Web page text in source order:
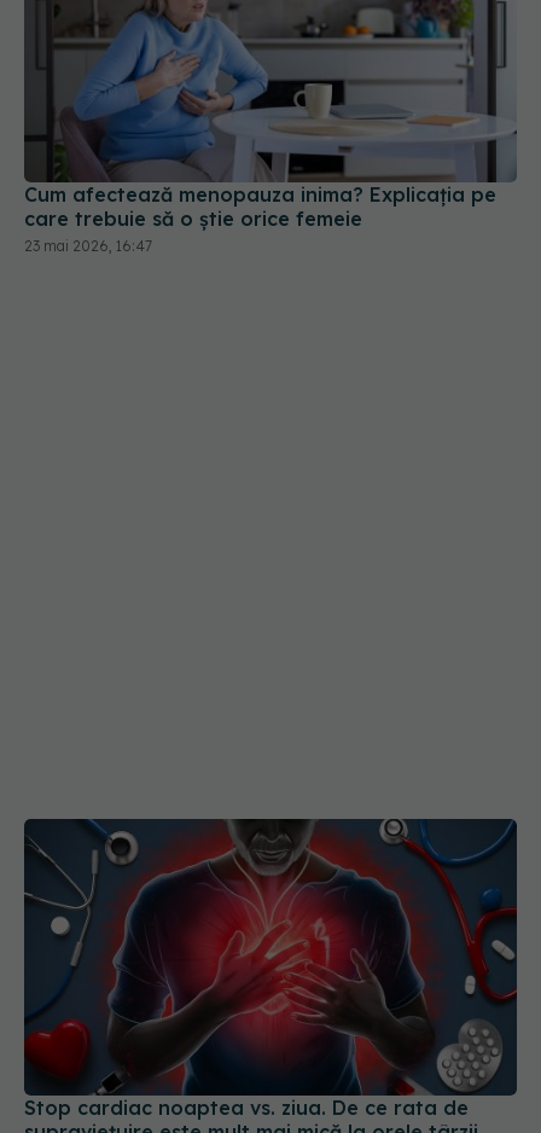
Cum afectează menopauza inima? Explicația pe
care trebuie să o știe orice femeie
23 mai 2026, 16:47
Stop cardiac noaptea vs. ziua. De ce rata de
supraviețuire este mult mai mică la orele târzii
01 mai 2026, 14:27